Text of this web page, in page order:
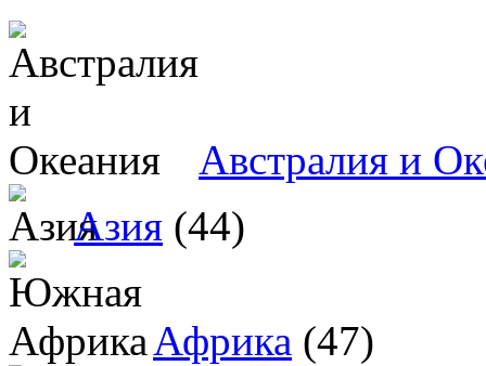
Австралия и
Азия (44)
Африка (47)